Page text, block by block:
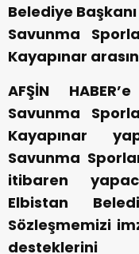
Belediye
Savunma
Kayapınar
AFŞİN
Savunma
Kayapınar
Savunma
itibaren
Elbistan
Sözleşmemizi
desteklerini